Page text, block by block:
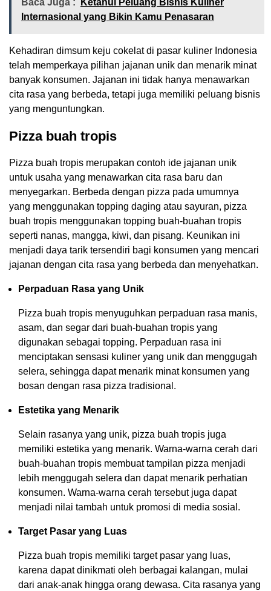
Baca Juga :
Ketahui Peluang Bisnis Kuliner
Internasional yang Bikin Kamu Penasaran
Kehadiran dimsum keju cokelat di pasar kuliner Indonesia
telah memperkaya pilihan jajanan unik dan menarik minat
banyak konsumen. Jajanan ini tidak hanya menawarkan
cita rasa yang berbeda, tetapi juga memiliki peluang bisnis
yang menguntungkan.
Pizza buah tropis
Pizza buah tropis merupakan contoh ide jajanan unik
untuk usaha yang menawarkan cita rasa baru dan
menyegarkan. Berbeda dengan pizza pada umumnya
yang menggunakan topping daging atau sayuran, pizza
buah tropis menggunakan topping buah-buahan tropis
seperti nanas, mangga, kiwi, dan pisang. Keunikan ini
menjadi daya tarik tersendiri bagi konsumen yang mencari
jajanan dengan cita rasa yang berbeda dan menyehatkan.
Perpaduan Rasa yang Unik
Pizza buah tropis menyuguhkan perpaduan rasa manis,
asam, dan segar dari buah-buahan tropis yang
digunakan sebagai topping. Perpaduan rasa ini
menciptakan sensasi kuliner yang unik dan menggugah
selera, sehingga dapat menarik minat konsumen yang
bosan dengan rasa pizza tradisional.
Estetika yang Menarik
Selain rasanya yang unik, pizza buah tropis juga
memiliki estetika yang menarik. Warna-warna cerah dari
buah-buahan tropis membuat tampilan pizza menjadi
lebih menggugah selera dan dapat menarik perhatian
konsumen. Warna-warna cerah tersebut juga dapat
menjadi nilai tambah untuk promosi di media sosial.
Target Pasar yang Luas
Pizza buah tropis memiliki target pasar yang luas,
karena dapat dinikmati oleh berbagai kalangan, mulai
dari anak-anak hingga orang dewasa. Cita rasanya yang